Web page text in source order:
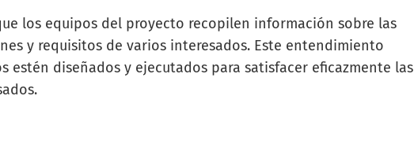
los equipos del proyecto recopilen información sobre las
y requisitos de varios interesados. Este entendimiento
estén diseñados y ejecutados para satisfacer eficazmente las